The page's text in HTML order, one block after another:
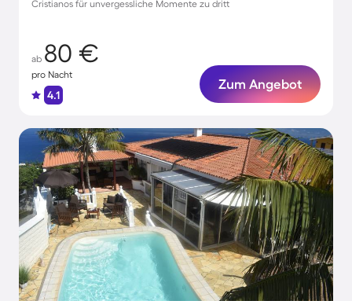
Cristianos für unvergessliche Momente zu dritt
ab 80 €
pro Nacht
4.1
Zum Angebot